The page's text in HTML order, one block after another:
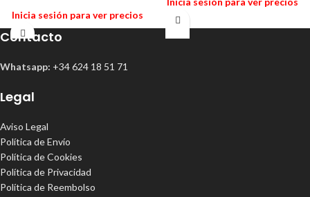
Inicia sesión para ver precios
Contacto
Whatsapp: +34 624 18 51 71
Legal
Aviso Legal
Política de Envío
Política de Cookies
Política de Privacidad
Política de Reembolso